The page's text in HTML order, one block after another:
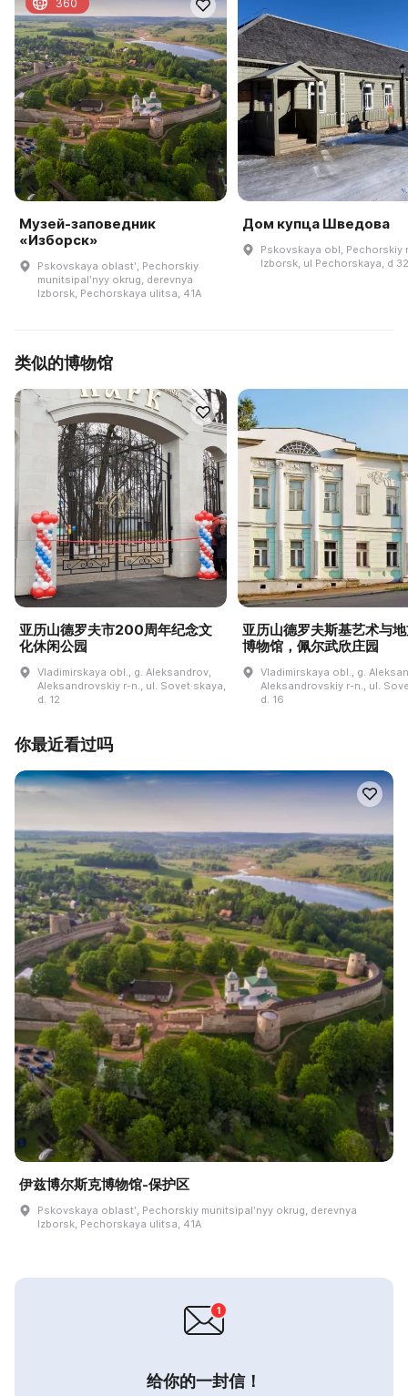
Музей-заповедник
«Изборск»
Pskovskaya oblastʹ, Pechorskiy
munitsipalʹnyy okrug, derevnya
Izborsk, Pechorskaya ulitsa, 41A
360
Дом купца Шведова
Pskovskaya obl, Pechorskiy
Izborsk, ul Pechorskaya, d 32
类似的博物馆
亚历山德罗夫市200周年纪念文
化休闲公园
Vladimirskaya obl., g. Aleksandrov,
Aleksandrovskiy r-n., ul. Sovet·skaya,
d. 12
亚历山德罗夫斯基艺术与
博物馆，佩尔武欣庄园
Vladimirskaya obl., g.
Aleksandrovskiy r-n., ul.
d. 16
你最近看过吗
伊兹博尔斯克博物馆-保护区
Pskovskaya oblastʹ, Pechorskiy munitsipalʹnyy okrug, derevnya
Izborsk, Pechorskaya ulitsa, 41A
给你的一封信！